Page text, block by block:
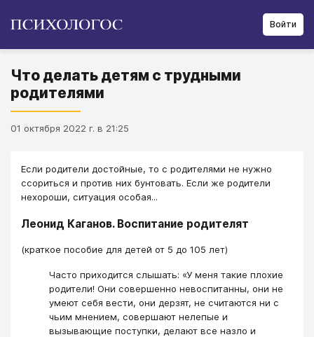
Войти
Что делать детям с трудными
родителями
01 октября 2022 г. в 21:25
Если родители достойные, то с родителями не нужно
ссориться и против них бунтовать. Если же родители
нехороши, ситуация особая...
Леонид Каганов. Воспитание родителят
(краткое пособие для детей от 5 до 105 лет)
Часто приходится слышать: «У меня такие плохие
родители! Они совершенно невоспитанны, они не
умеют себя вести, они дерзят, не считаются ни с
чьим мнением, совершают нелепые и
вызывающие поступки, делают все назло и